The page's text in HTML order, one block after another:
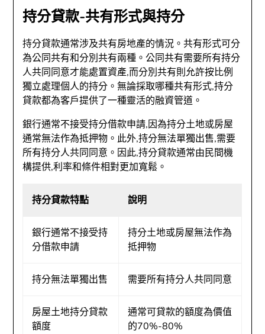
持分貸款-共有形式與持分
持分貸款通常涉及共有房地產的情況。共有形式可分
為公同共有和分別共有兩種。公同共有需要所有持分
人共同同意才能處置資產,而分別共有則允許按比例
獨立處理個人的持分。無論採取哪種共有形式,持分
貸款都為客戶提供了一種靈活的融資管道。
銀行通常不接受持分借款申請,因為持分土地或房屋
通常無法作為抵押物。此外,持分無法單獨出售,需要
所有持分人共同同意。因此,持分貸款通常由民間機
構提供,利率和條件相對更加寬鬆。
持分貸款特點 說明
銀行通常不接受持
分借款申請
持分土地或房屋無法作為
抵押物
持分無法單獨出售 需要所有持分人共同同意
房屋土地持分貸款
額度
通常可貸款的額度為價值
的70%-80%